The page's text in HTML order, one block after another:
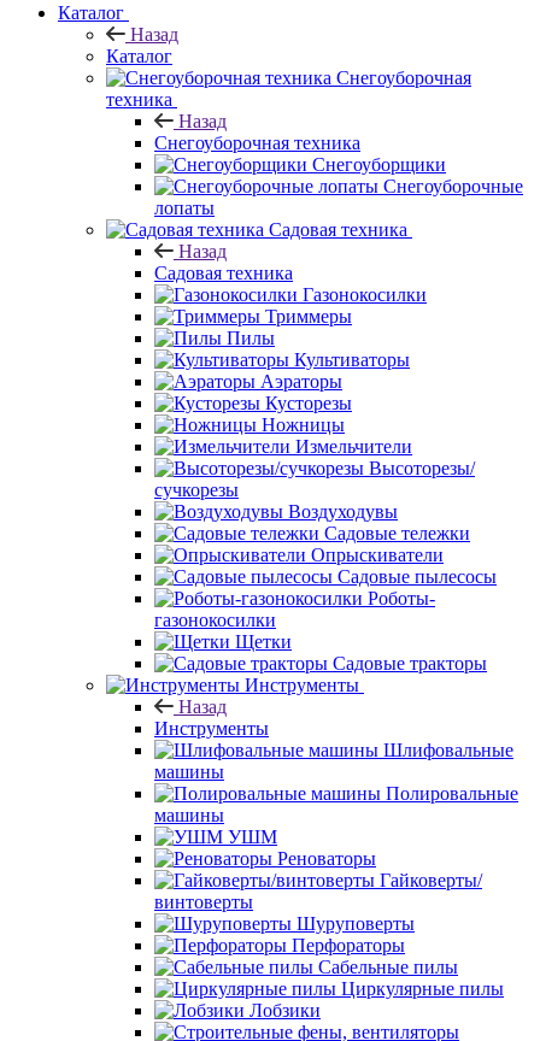
Каталог
Назад
Каталог
Снегоуборочная
техника
Назад
Снегоуборочная техника
Снегоуборщики
Снегоуборочные
лопаты
Садовая техника
Назад
Садовая техника
Газонокосилки
Триммеры
Пилы
Культиваторы
Аэраторы
Кусторезы
Ножницы
Измельчители
Высоторезы/
сучкорезы
Воздуходувы
Садовые тележки
Опрыскиватели
Садовые пылесосы
Роботы-
газонокосилки
Щетки
Садовые тракторы
Инструменты
Назад
Инструменты
Шлифовальные
машины
Полировальные
машины
УШМ
Реноваторы
Гайковерты/
винтоверты
Шуруповерты
Перфораторы
Сабельные пилы
Циркулярные пилы
Лобзики